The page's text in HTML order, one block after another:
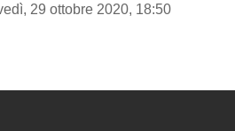
29 ottobre 2020, 18:50